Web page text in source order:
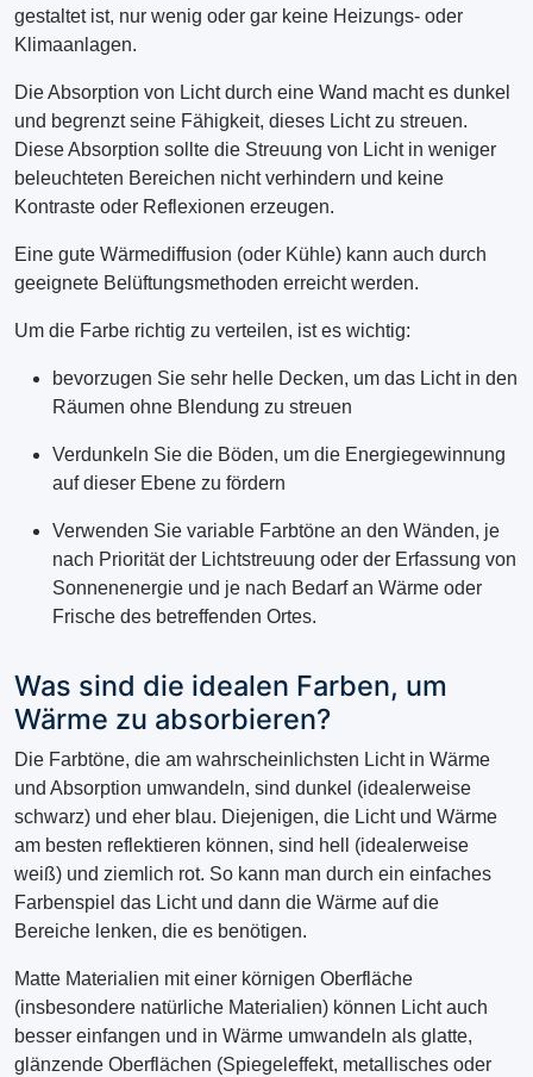
gestaltet ist, nur wenig oder gar keine Heizungs- oder
Klimaanlagen.
Die Absorption von Licht durch eine Wand macht es dunkel
und begrenzt seine Fähigkeit, dieses Licht zu streuen.
Diese Absorption sollte die Streuung von Licht in weniger
beleuchteten Bereichen nicht verhindern und keine
Kontraste oder Reflexionen erzeugen.
Eine gute Wärmediffusion (oder Kühle) kann auch durch
geeignete Belüftungsmethoden erreicht werden.
Um die Farbe richtig zu verteilen, ist es wichtig:
bevorzugen Sie sehr helle Decken, um das Licht in den
Räumen ohne Blendung zu streuen
Verdunkeln Sie die Böden, um die Energiegewinnung
auf dieser Ebene zu fördern
Verwenden Sie variable Farbtöne an den Wänden, je
nach Priorität der Lichtstreuung oder der Erfassung von
Sonnenenergie und je nach Bedarf an Wärme oder
Frische des betreffenden Ortes.
Was sind die idealen Farben, um
Wärme zu absorbieren?
Die Farbtöne, die am wahrscheinlichsten Licht in Wärme
und Absorption umwandeln, sind dunkel (idealerweise
schwarz) und eher blau. Diejenigen, die Licht und Wärme
am besten reflektieren können, sind hell (idealerweise
weiß) und ziemlich rot. So kann man durch ein einfaches
Farbenspiel das Licht und dann die Wärme auf die
Bereiche lenken, die es benötigen.
Matte Materialien mit einer körnigen Oberfläche
(insbesondere natürliche Materialien) können Licht auch
besser einfangen und in Wärme umwandeln als glatte,
glänzende Oberflächen (Spiegeleffekt, metallisches oder